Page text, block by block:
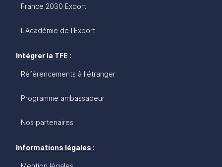
France 2030 Export
L'Académie de l'Export
Intégrer la TFE :
Référencements à l'étranger
Programme ambassadeur
Nos partenaires
Informations légales :